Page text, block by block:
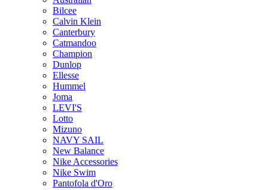
Bilcee
Calvin Klein
Canterbury
Catmandoo
Champion
Dunlop
Ellesse
Hummel
Joma
LEVI'S
Lotto
Mizuno
NAVY SAIL
New Balance
Nike Accessories
Nike Swim
Pantofola d'Oro